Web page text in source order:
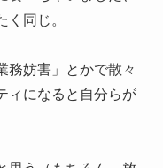
同じ。
務妨害」とかで散々
ィになると自分らが